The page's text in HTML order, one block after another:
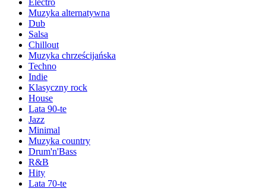
Electro
Muzyka alternatywna
Dub
Salsa
Chillout
Muzyka chrześcijańska
Techno
Indie
Klasyczny rock
House
Lata 90-te
Jazz
Minimal
Muzyka country
Drum'n'Bass
R&B
Hity
Lata 70-te